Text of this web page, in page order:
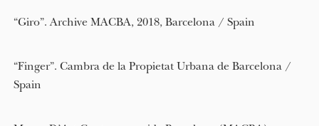
“Giro”. Archive MACBA, 2018, Barcelona / Spain
“Finger”. Cambra de la Propietat Urbana de Barcelona /
Spain